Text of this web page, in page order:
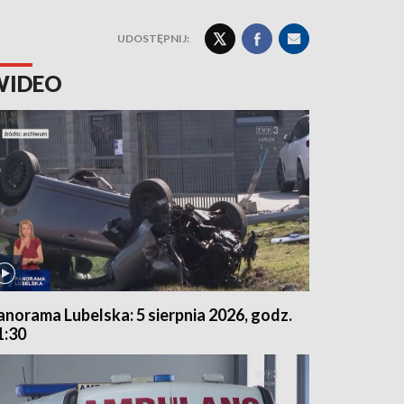
UDOSTĘPNIJ:
Lubelska: 5 sierpnia 2026, godz.